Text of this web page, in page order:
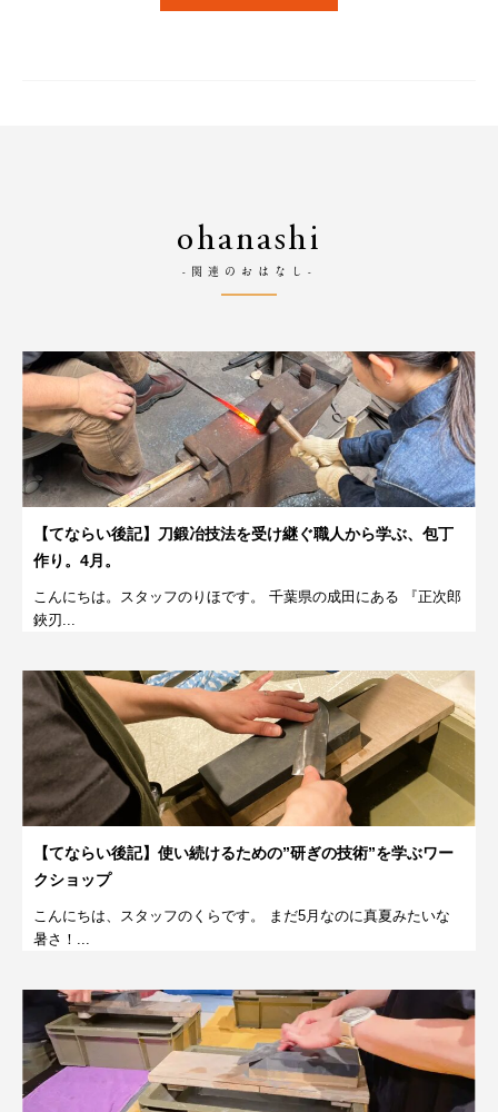
ohanashi
-関連のおはなし-
【てならい後記】刀鍛冶技法を受け継ぐ職人から学ぶ、包丁
作り。4月。
こんにちは。スタッフのりほです。 千葉県の成田にある 『正次郎
鋏刃...
【てならい後記】使い続けるための”研ぎの技術”を学ぶワー
クショップ
こんにちは、スタッフのくらです。 まだ5月なのに真夏みたいな
暑さ！...